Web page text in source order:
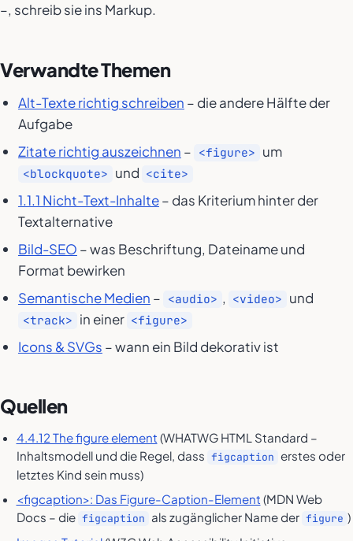
–, schreib sie ins Markup.
Verwandte Themen
Alt-Texte richtig schreiben – die andere Hälfte der
Aufgabe
Zitate richtig auszeichnen – <figure> um
<blockquote> und <cite>
1.1.1 Nicht-Text-Inhalte– das Kriterium hinter der
Textalternative
Bild-SEO – was Beschriftung, Dateiname und
Format bewirken
Semantische Medien – <audio> , <video> und
<track> in einer <figure>
Icons & SVGs – wann ein Bild dekorativ ist
Quellen
4.4.12 The figure element (WHATWG HTML Standard –
Inhaltsmodell und die Regel, dass figcaption erstes oder
letztes Kind sein muss)
<figcaption>: Das Figure-Caption-Element (MDN Web
Docs – die figcaption als zugänglicher Name der figure )